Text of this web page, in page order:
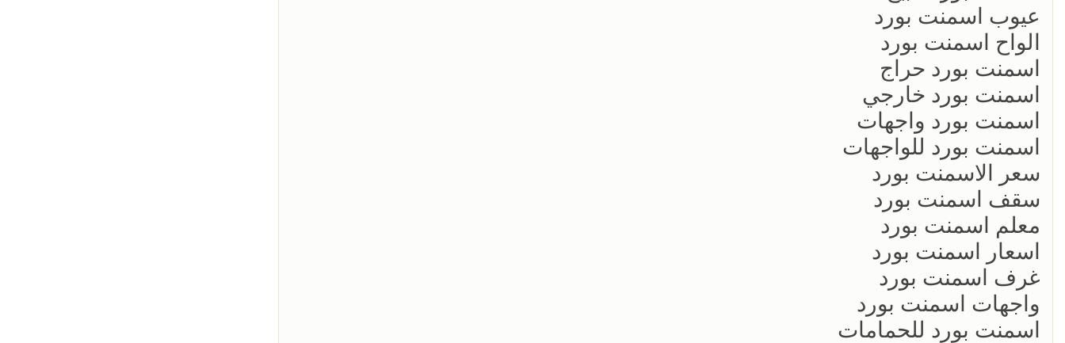
عيوب اسمنت بورد
الواح اسمنت بورد
اسمنت بورد حراج
اسمنت بورد خارجي
اسمنت بورد واجهات
اسمنت بورد للواجهات
سعر الاسمنت بورد
سقف اسمنت بورد
معلم اسمنت بورد
اسعار اسمنت بورد
غرف اسمنت بورد
واجهات اسمنت بورد
اسمنت بورد للحمامات